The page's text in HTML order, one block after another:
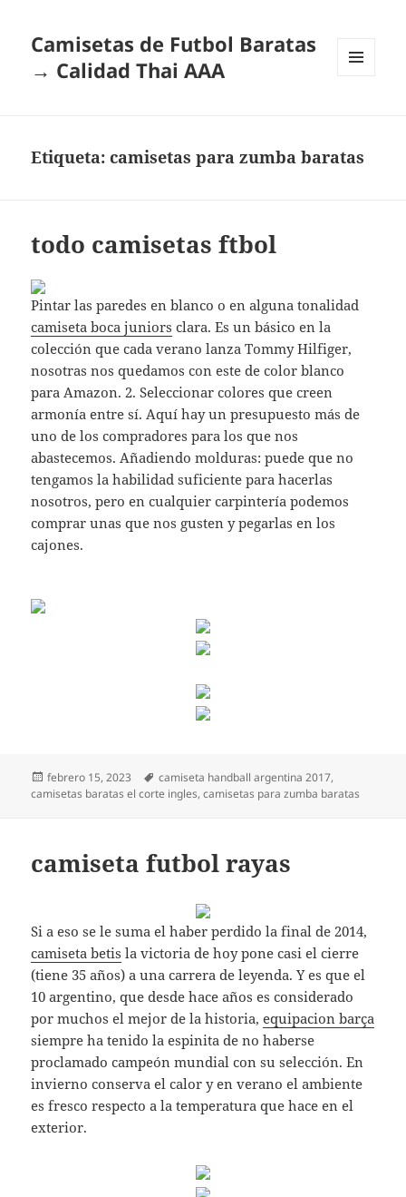
Camisetas de Futbol Baratas
→ Calidad Thai AAA
Etiqueta:camisetas para zumba baratas
todo camisetas ftbol
Pintar las paredes en blanco o en alguna tonalidad
camiseta boca juniors clara. Es un básico en la
colección que cada verano lanza Tommy Hilfiger,
nosotras nos quedamos con este de color blanco
para Amazon. 2. Seleccionar colores que creen
armonía entre sí. Aquí hay un presupuesto más de
uno de los compradores para los que nos
abastecemos. Añadiendo molduras: puede que no
tengamos la habilidad suficiente para hacerlas
nosotros, pero en cualquier carpintería podemos
comprar unas que nos gusten y pegarlas en los
cajones.
Publicado
el
febrero 15, 2023 Etiquetas
camiseta handball argentina 2017,
camisetas baratas el corte ingles,camisetas para zumba baratas
camiseta futbol rayas
Si a eso se le suma el haber perdido la final de 2014,
camiseta betis la victoria de hoy pone casi el cierre
(tiene 35 años) a una carrera de leyenda. Y es que el
10 argentino, que desde hace años es considerado
por muchos el mejor de la historia,equipacion barça
siempre ha tenido la espinita de no haberse
proclamado campeón mundial con su selección. En
invierno conserva el calor y en verano el ambiente
es fresco respecto a la temperatura que hace en el
exterior.